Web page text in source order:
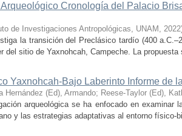
Arqueológico Cronología del Palacio
de Investigaciones Antropológicas, UNAM , 2022
la transición del Preclásico tardío (400
del sitio de Yaxnohcah, Campeche. La
Yaxnohcah-Bajo Laberinto Informe de
Hernández (Ed), Armando; Reese-Taylor (Ed),
arqueológica se ha enfocado en examinar
y las estrategias adaptativas al entorno físico-